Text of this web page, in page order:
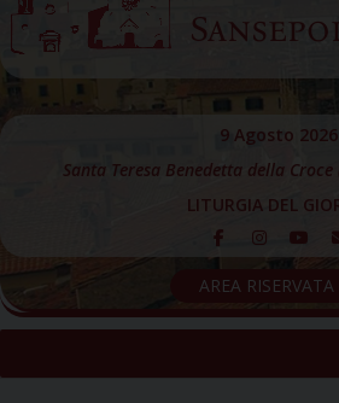
9 Agosto 2026
Santa Teresa Benedetta della
LITURGIA DEL
AREA RISERVATA